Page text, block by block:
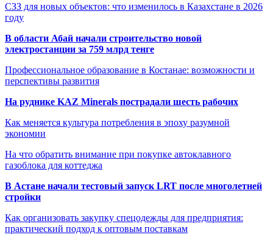
СЗЗ для новых объектов: что изменилось в Казахстане в 2026
году
В области Абай начали строительство новой
электростанции за 759 млрд тенге
Профессиональное образование в Костанае: возможности и
перспективы развития
На руднике KAZ Minerals пострадали шесть рабочих
Как меняется культура потребления в эпоху разумной
экономии
На что обратить внимание при покупке автоклавного
газоблока для коттеджа
В Астане начали тестовый запуск LRT после многолетней
стройки
Как организовать закупку спецодежды для предприятия:
практический подход к оптовым поставкам